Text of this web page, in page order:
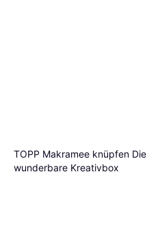
TOPP Makramee knüpfen Die
wunderbare Kreativbox